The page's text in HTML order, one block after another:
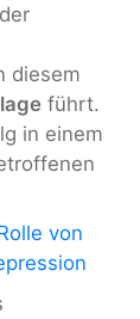
diesem
führt.
in einem
von